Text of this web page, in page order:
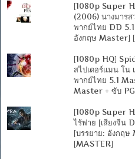
[1080p Super
(2006) นางมารส
พากย์ไทย DD
อังกฤษ Master]
[1080p HQ]
สไปเดอร์แมน โน
พากย์ไทย 5.1
Master + ซับ
[1080p Super
ไร้พ่าย [เสียงจีน
[บรรยาย: อังกฤ
[MASTER]